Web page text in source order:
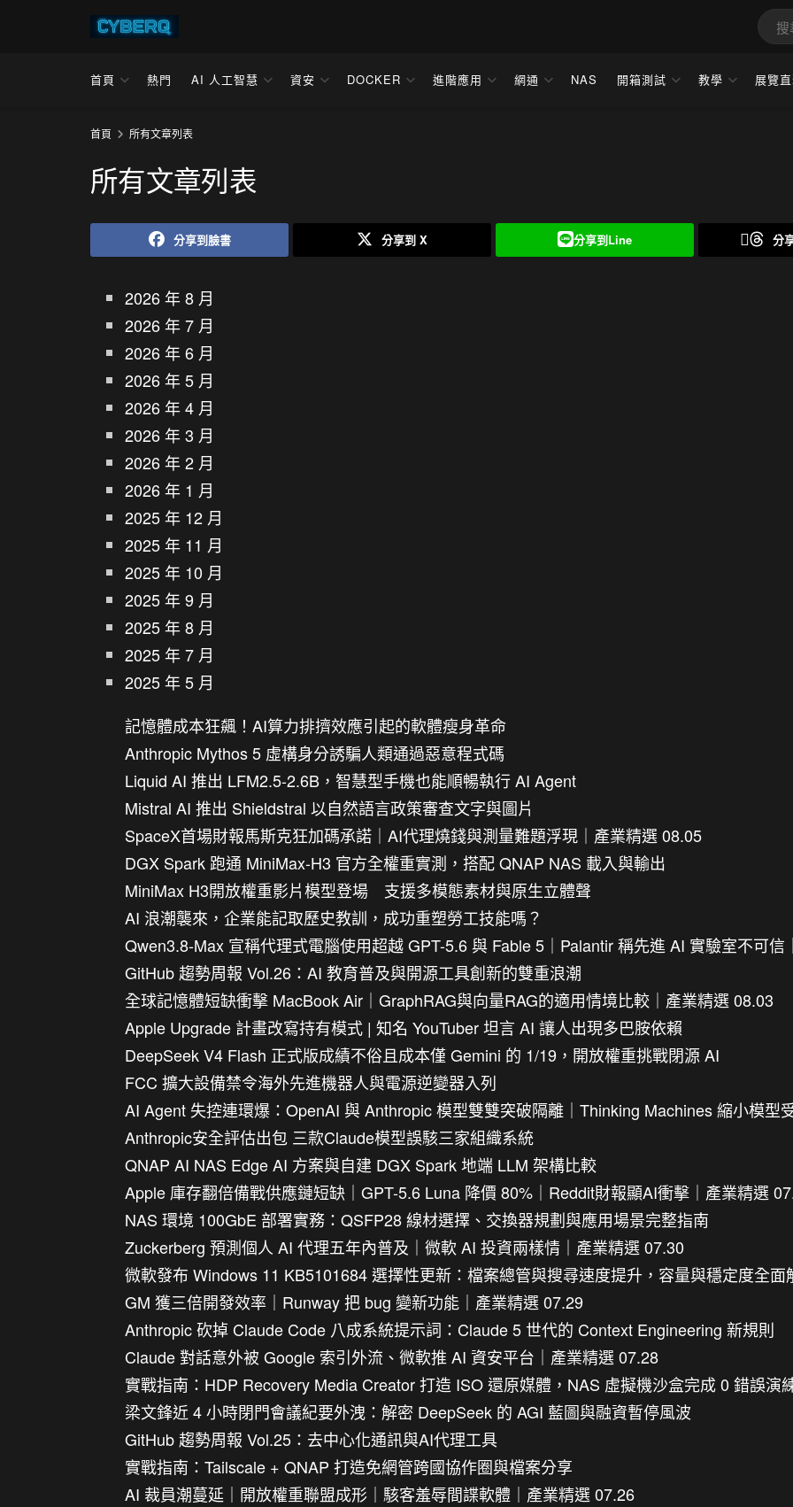
首頁 熱門 AI 人工智慧 資安 DOCKER 進階應用 網通 NAS 開箱測試 教學 展覽
首頁 所有文章列表
所有文章列表
分享到臉書 分享到 X 分享到Line 分
2026 年 8 月
2026 年 7 月
2026 年 6 月
2026 年 5 月
2026 年 4 月
2026 年 3 月
2026 年 2 月
2026 年 1 月
2025 年 12 月
2025 年 11 月
2025 年 10 月
2025 年 9 月
2025 年 8 月
2025 年 7 月
2025 年 5 月
記憶體成本狂飆！AI算力排擠效應引起的軟體瘦身革命
Anthropic Mythos 5 虛構身分誘騙人類通過惡意程式碼
Liquid AI 推出 LFM2.5-2.6B，智慧型手機也能順暢執行 AI Agent
Mistral AI 推出 Shieldstral 以自然語言政策審查文字與圖片
SpaceX首場財報馬斯克狂加碼承諾｜AI代理燒錢與測量難題浮現｜產業精選 08.05
DGX Spark 跑通 MiniMax-H3 官方全權重實測，搭配 QNAP NAS 載入與輸出
MiniMax H3開放權重影片模型登場 支援多模態素材與原生立體聲
AI 浪潮襲來，企業能記取歷史教訓，成功重塑勞工技能嗎？
Qwen3.8-Max 宣稱代理式電腦使用超越 GPT-5.6 與 Fable 5｜Palantir 稱先進 AI 實驗室不可信
GitHub 趨勢周報 Vol.26：AI 教育普及與開源工具創新的雙重浪潮
全球記憶體短缺衝擊 MacBook Air｜GraphRAG與向量RAG的適用情境比較｜產業精選 08.03
Apple Upgrade 計畫改寫持有模式 | 知名 YouTuber 坦言 AI 讓人出現多巴胺依賴
DeepSeek V4 Flash 正式版成績不俗且成本僅 Gemini 的 1/19，開放權重挑戰閉源 AI
FCC 擴大設備禁令海外先進機器人與電源逆變器入列
AI Agent 失控連環爆：OpenAI 與 Anthropic 模型雙雙突破隔離｜Thinking Machines 縮小模型
Anthropic安全評估出包 三款Claude模型誤駭三家組織系統
QNAP AI NAS Edge AI 方案與自建 DGX Spark 地端 LLM 架構比較
Apple 庫存翻倍備戰供應鏈短缺｜GPT-5.6 Luna 降價 80%｜Reddit財報顯AI衝擊｜產業精選
NAS 環境 100GbE 部署實務：QSFP28 線材選擇、交換器規劃與應用場景完整指南
Zuckerberg 預測個人 AI 代理五年內普及｜微軟 AI 投資兩樣情｜產業精選 07.30
微軟發布 Windows 11 KB5101684 選擇性更新：檔案總管與搜尋速度提升，容量與穩定度全面
GM 獲三倍開發效率｜Runway 把 bug 變新功能｜產業精選 07.29
Anthropic 砍掉 Claude Code 八成系統提示詞：Claude 5 世代的 Context Engineering 新規則
Claude 對話意外被 Google 索引外流、微軟推 AI 資安平台｜產業精選 07.28
實戰指南：HDP Recovery Media Creator 打造 ISO 還原媒體，NAS 虛擬機沙盒完成 0 錯誤演
梁文鋒近 4 小時閉門會議紀要外洩：解密 DeepSeek 的 AGI 藍圖與融資暫停風波
GitHub 趨勢周報 Vol.25：去中心化通訊與AI代理工具
實戰指南：Tailscale + QNAP 打造免網管跨國協作圈與檔案分享
AI 裁員潮蔓延｜開放權重聯盟成形｜駭客羞辱間諜軟體｜產業精選 07.26